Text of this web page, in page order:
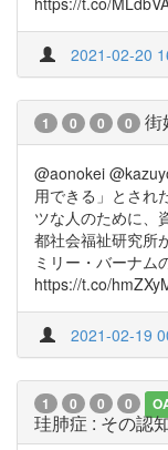
2021-02-20
1 0 0 0 街
@aonokei
用できる」とされ
ツな人のために、
都社会福祉研究所
ミリー・バーナム
https://t.co/
2021-02-19
1 0 0 0
珪肺症 : その認